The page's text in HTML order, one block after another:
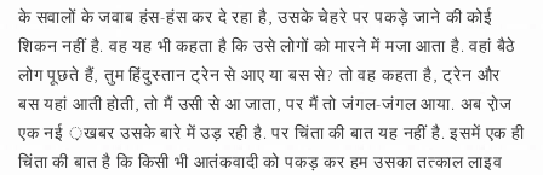
के सवालों के जवाब हंस-हंस कर दे रहा है, उसके चेहरे पर पकड़े जाने की कोई
शिकन नहीं है. वह यह भी कहता है कि उसे लोगों को मारने में मजा आता है. वहां बैठे
लोग पूछते हैं, तुम हिंदुस्तान ट्रेन से आए या बस से? तो वह कहता है, ट्रेन और
बस यहां आती होती, तो मैं उसी से आ जाता, पर मैं तो जंगल-जंगल आया. अब रा़ेज
एक नई ़खबर उसके बारे में उड़ रही है. पर चिंता की बात यह नहीं है. इसमें एक ही
चिंता की बात है कि किसी भी आतंकवादी को पकड़ कर हम उसका तत्काल लाइव